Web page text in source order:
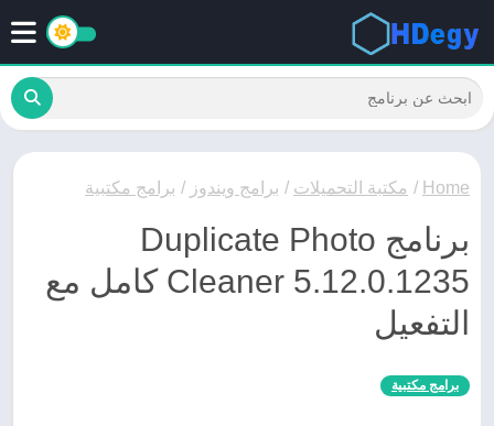
Home
/ مكتبة التحميلات / برامج ويندوز / برامج مكتبية
برنامج Duplicate Photo
Cleaner 5.12.0.1235 كامل مع
التفعيل
برامج مكتبية